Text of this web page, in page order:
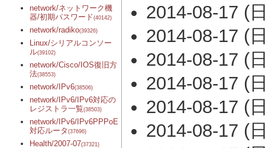
network/ネットワーク機
器/初期パスワード(40142)
network/radiko(39326)
Linux/シリアルコンソー
ル(39102)
network/Cisco/IOS復旧方
法(38553)
network/IPv6(38506)
network/IPv6/IPv6対応の
レジストラ一覧(38503)
network/IPv6/IPv6PPPoE
対応ルータ (37696)
Health/2007-07(37321)
2014-08-17 (
2014-08-17 (
2014-08-17 (
2014-08-17 (
2014-08-17 (
2014-08-17 (